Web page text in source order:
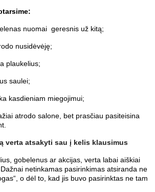
nuomai geresnis už kitą;
nusidėvėję;
plaukelius;
saulei;
kasdieniam miegojimui;
atrodo salone, bet prasčiau pasiteisina
verta atsakyti sau į kelis klausimus
gobelenus ar akcijas, verta labai aiškiai
netinkamas pasirinkimas atsiranda ne
o dėl to, kad jis buvo pasirinktas ne tam